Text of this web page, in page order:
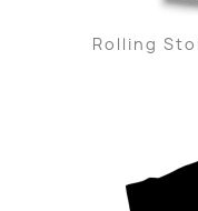
Rolling